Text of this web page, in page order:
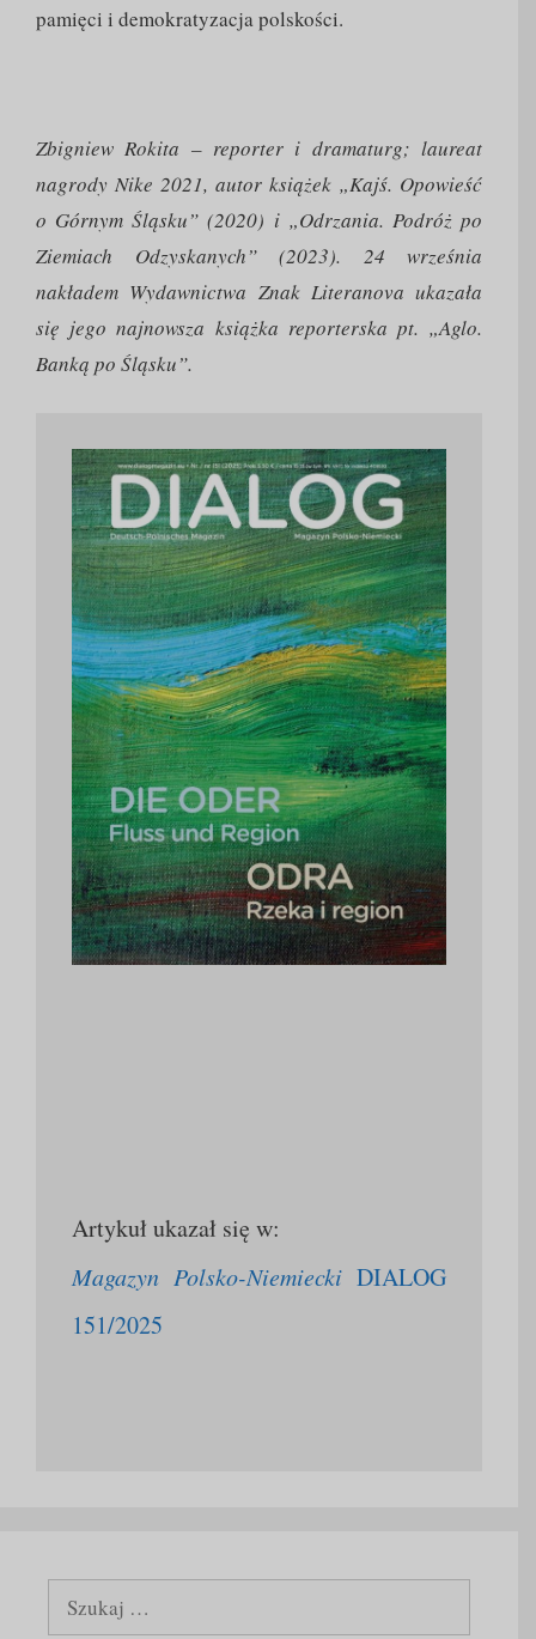
pamięci i demokratyzacja polskości.
Zbigniew Rokita – reporter i dramaturg; laureat
nagrody Nike 2021, autor książek „Kajś. Opowieść
o Górnym Śląsku” (2020) i „Odrzania. Podróż po
Ziemiach Odzyskanych” (2023). 24 września
nakładem Wydawnictwa Znak Literanova ukazała
się jego najnowsza książka reporterska pt. „Aglo.
Banką po Śląsku”.
Artykuł ukazał się w:
Magazyn Polsko-Niemiecki DIALOG
151/2025